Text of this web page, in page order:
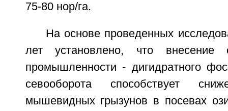
75-80 нор/га.
На основе проведенных
лет установлено, что внесение
промышленности - дигидратного
севооборота способствует
мышевидных грызунов в посевах